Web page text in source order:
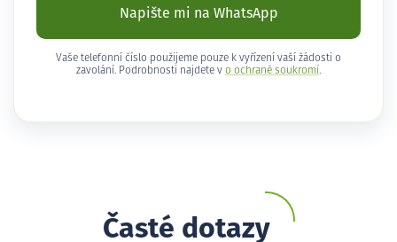
Napište mi na WhatsApp
Vaše telefonní číslo použijeme pouze k vyřízení vaší žádosti o
zavolání. Podrobnosti najdete v o ochraně soukromí .
Časté dotazy